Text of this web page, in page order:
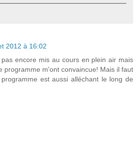
2012 à 16:02
encore mis au cours en plein air mais
programme m'ont convaincue! Mais il faut
est aussi alléchant le long de